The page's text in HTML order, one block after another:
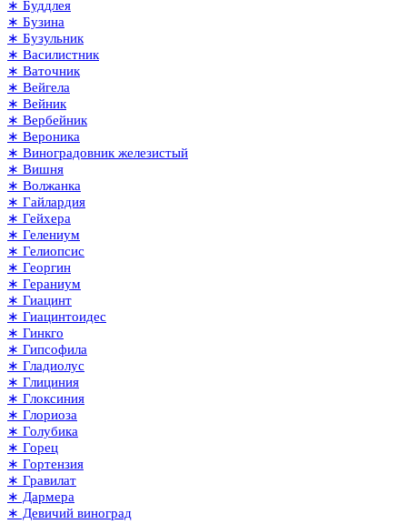
∗ Буддлея
∗ Бузина
∗ Бузульник
∗ Василистник
∗ Ваточник
∗ Вейгела
∗ Вейник
∗ Вербейник
∗ Вероника
∗ Виноградовник железистый
∗ Вишня
∗ Волжанка
∗ Гайлардия
∗ Гейхера
∗ Гелениум
∗ Гелиопсис
∗ Георгин
∗ Гераниум
∗ Гиацинт
∗ Гиацинтоидес
∗ Гинкго
∗ Гипсофила
∗ Гладиолус
∗ Глициния
∗ Глоксиния
∗ Глориоза
∗ Голубика
∗ Горец
∗ Гортензия
∗ Гравилат
∗ Дармера
∗ Девичий виноград